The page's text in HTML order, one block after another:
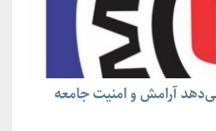
آرامش و امنیت جامعه